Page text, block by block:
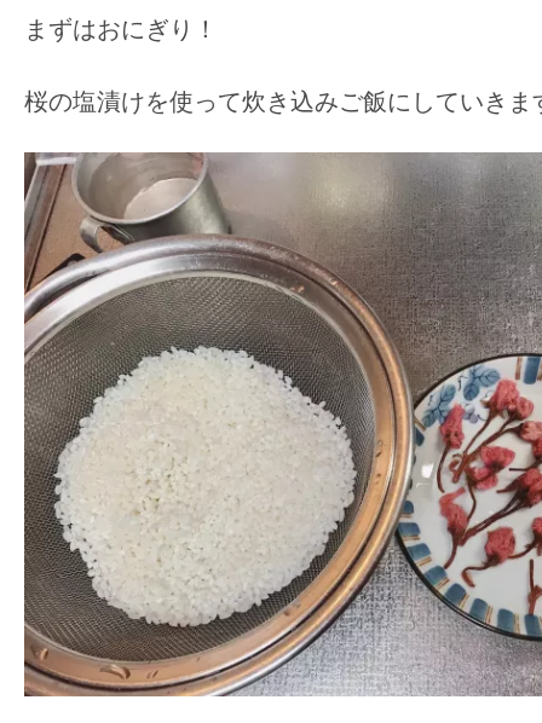
まずはおにぎり！
桜の塩漬けを使って炊き込みご飯にしていきま